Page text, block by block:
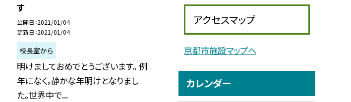
す
公開日 2021/01/04
更新日 2021/01/04
校長室から
明けましておめでとうございます。 例
年になく，静かな年明けとなりまし
た。世界中で...
アクセスマップ
京都市施設マップへ
カレンダー